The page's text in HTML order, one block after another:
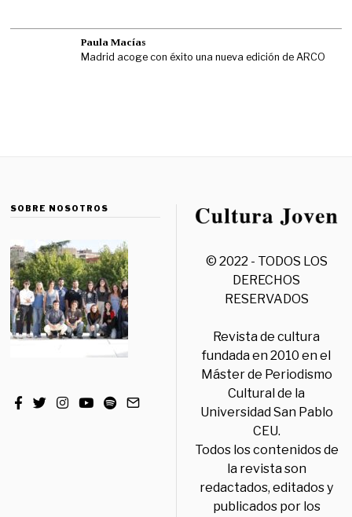
Paula Macías
Madrid acoge con éxito una nueva edición de ARCO
SOBRE NOSOTROS
© 2022 - TODOS LOS
DERECHOS
RESERVADOS
Revista de cultura
fundada en 2010 en el
Máster de Periodismo
Cultural de la
Universidad San Pablo
CEU.
Todos los contenidos de
la revista son
redactados, editados y
publicados por los